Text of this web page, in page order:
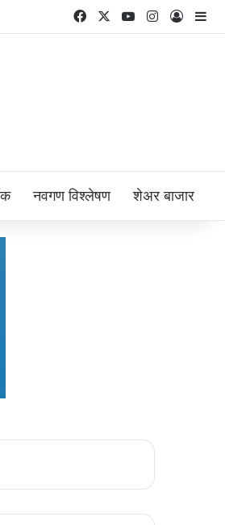
FacebookYouTubeInstagram
Log In
नवगण विश्लेषण शेअर बाजार